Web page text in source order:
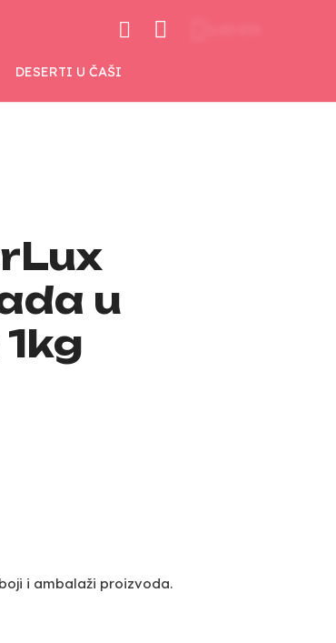
DESERTI U ČAŠI
u
i ambalaži proizvoda.